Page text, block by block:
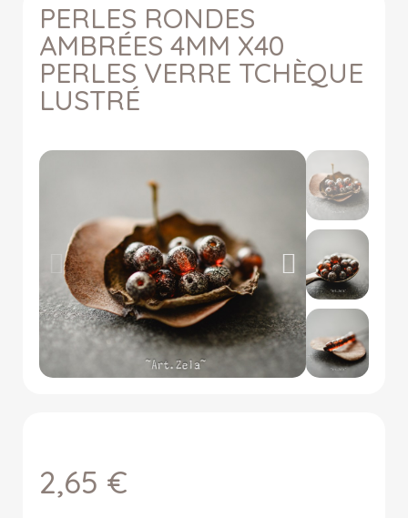
PERLES RONDES
AMBRÉES 4MM X40
PERLES VERRE TCHÈQUE
LUSTRÉ
2,65 €